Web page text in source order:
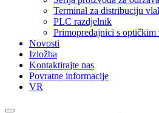
Terminal za distribuciju
PLC razdjelnik
Primopredajnici s optičkim
Novosti
Izložba
Kontaktirajte nas
Povratne informacije
VR